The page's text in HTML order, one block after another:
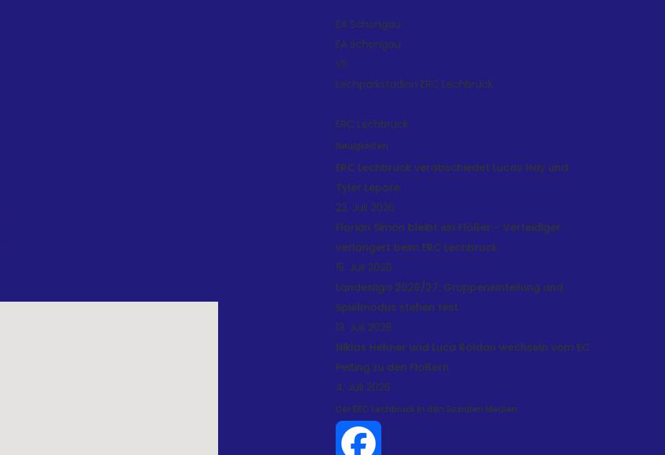
EA Schongau
EA Schongau
VS
Lechparkstadion ERC Lechbruck
ERC Lechbruck
Neuigkeiten
ERC Lechbruck verabschiedet Lucas Hay und
Tyler Lepore
22. Juli 2026
Florian Simon bleibt ein Flößer – Verteidiger
verlängert beim ERC Lechbruck
15. Juli 2026
Landesliga 2026/27: Gruppeneinteilung und
Spielmodus stehen fest
13. Juli 2026
Niklas Helmer und Luca Roldan wechseln vom EC
Peiting zu den Flößern
4. Juli 2026
Der ERC Lechbruck in den Sozialen Medien